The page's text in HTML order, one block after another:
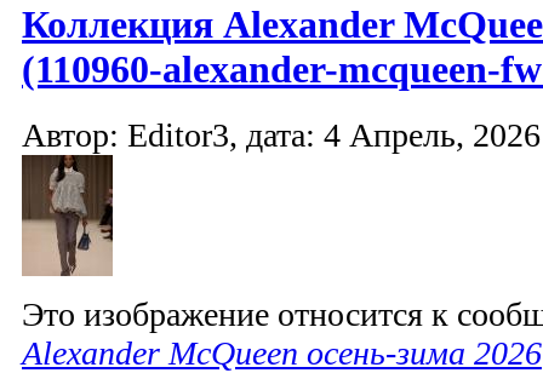
Коллекция Alexander
(110960-alexander-mcqueen-
Автор: Editor3, дата: 4 Апрель,
Это изображение относится к
Alexander McQueen осень-зима 2026